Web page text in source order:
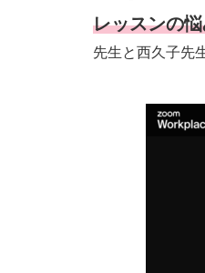
レッスンの
先生と西久子先